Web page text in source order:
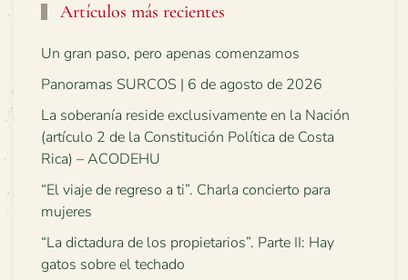
Artículos más recientes
Un gran paso, pero apenas comenzamos
Panoramas SURCOS | 6 de agosto de 2026
La soberanía reside exclusivamente en la Nación
(artículo 2 de la Constitución Política de Costa
Rica) – ACODEHU
“El viaje de regreso a ti”. Charla concierto para
mujeres
“La dictadura de los propietarios”. Parte II: Hay
gatos sobre el techado